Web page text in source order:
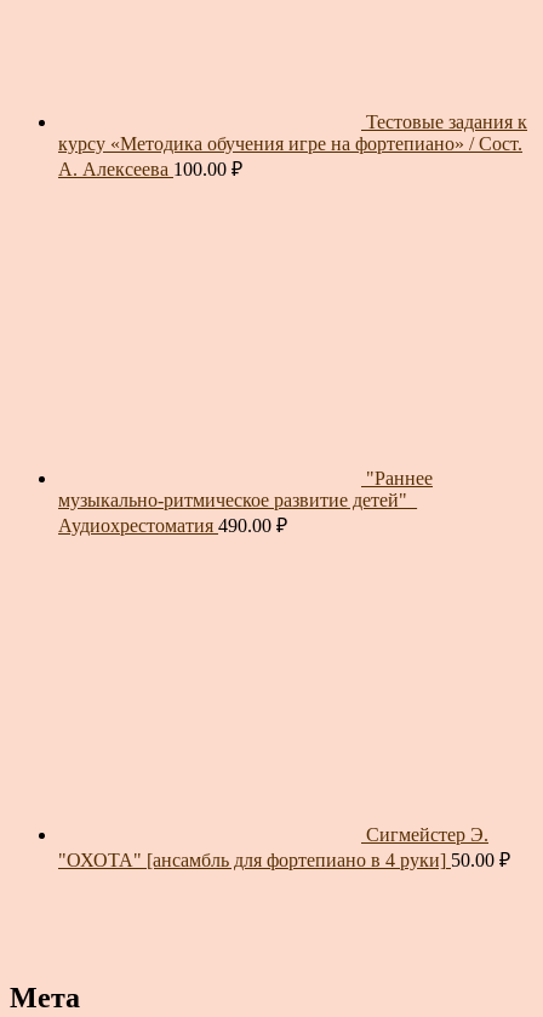
Тестовые задания к
курсу «Методика обучения игре на фортепиано» / Сост.
А. Алексеева 100.00 ₽
"Раннее
музыкально-ритмическое развитие детей"_
Аудиохрестоматия 490.00 ₽
Сигмейстер Э.
"ОХОТА" [ансамбль для фортепиано в 4 руки] 50.00 ₽
Мета